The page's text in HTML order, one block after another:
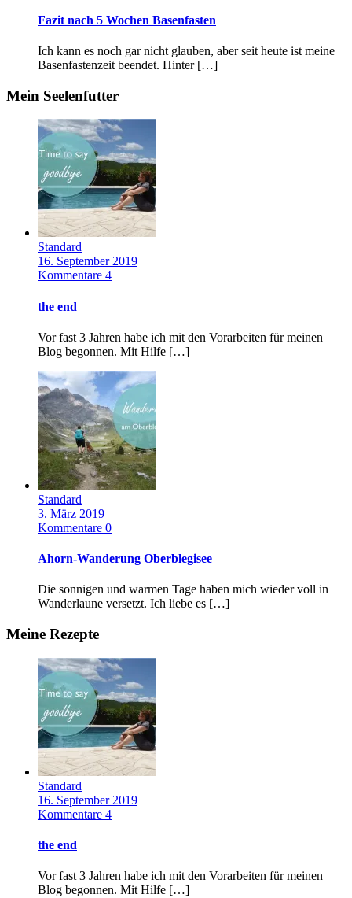
Fazit nach 5 Wochen Basenfasten
Ich kann es noch gar nicht glauben, aber seit heute ist meine
Basenfastenzeit beendet. Hinter […]
Mein Seelenfutter
Standard
16. September 2019
Kommentare 4
the end
Vor fast 3 Jahren habe ich mit den Vorarbeiten für meinen
Blog begonnen. Mit Hilfe […]
Standard
3. März 2019
Kommentare 0
Ahorn-Wanderung Oberblegisee
Die sonnigen und warmen Tage haben mich wieder voll in
Wanderlaune versetzt. Ich liebe es […]
Meine Rezepte
Standard
16. September 2019
Kommentare 4
the end
Vor fast 3 Jahren habe ich mit den Vorarbeiten für meinen
Blog begonnen. Mit Hilfe […]